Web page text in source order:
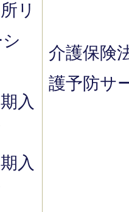
リ
入
入
介護保険
護予防サ